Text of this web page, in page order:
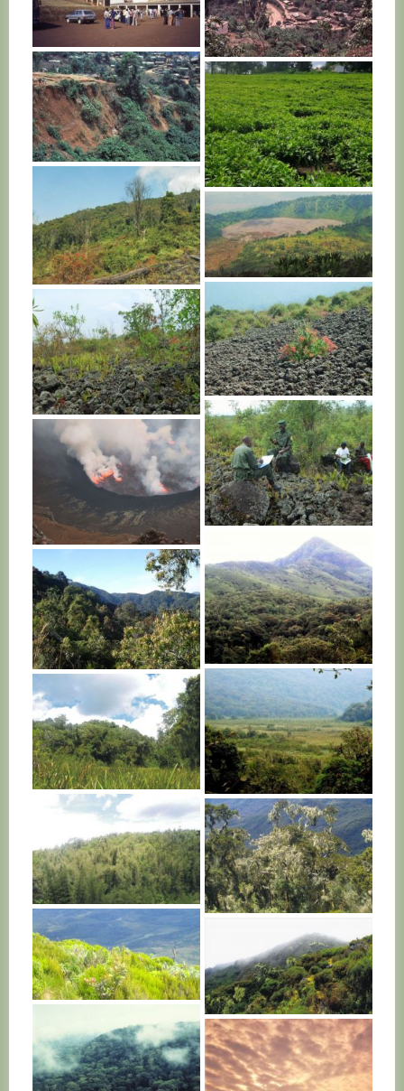
R. D. CONGO
R. D. CONGO
R. D. CONGO
R. D. CONGO R. D. CONGO
R. D. CONGO
R. D. CONGO
R. D. CONGO
R. D. CONGO
R. D. CONGO
R. D. CONGO
R. D. CONGO
R. D. CONGO
R. D. CONGO